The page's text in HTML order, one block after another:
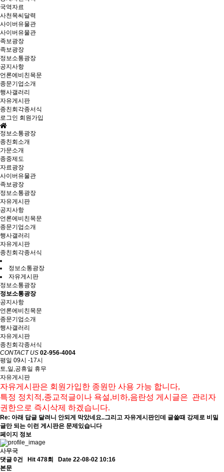
국역자료
사천목씨달력
사이버유물관
사이버유물관
족보광장
족보광장
정보소통광장
공지사항
언론에비친목문
종문기업소개
행사갤러리
자유게시판
종친회각종서식
로그인 회원가입
정보소통광장
종친회소개
가문소개
종중제도
자료광장
사이버유물관
족보광장
정보소통광장
자유게시판
공지사항
언론에비친목문
종문기업소개
행사갤러리
자유게시판
종친회각종서식
정보소통광장
자유게시판
정보소통광장
정보소통광장
공지사항
언론에비친목문
종문기업소개
행사갤러리
자유게시판
종친회각종서식
CONTACT US 02-956-4004
평일 09시 -17시
토,일,공휴일 휴무
자유게시판
자유게시판은 회원가입한 종원만 사용 가능 합니다,
특정 정치적,종교적글이나 욕설,비하,음란성 게시글은 관리자
권한으로 즉시삭제 하겠습니다.
Re: 아래 답글 달려니 안되게 막았네요..그리고 자유게시판인데 글쓸때 강제로 비밀
글만 되는 이런 게시판은 문제있습니다
페이지 정보
사무국
댓글 0건
Hit 478회
Date 22-08-02 10:16
본문